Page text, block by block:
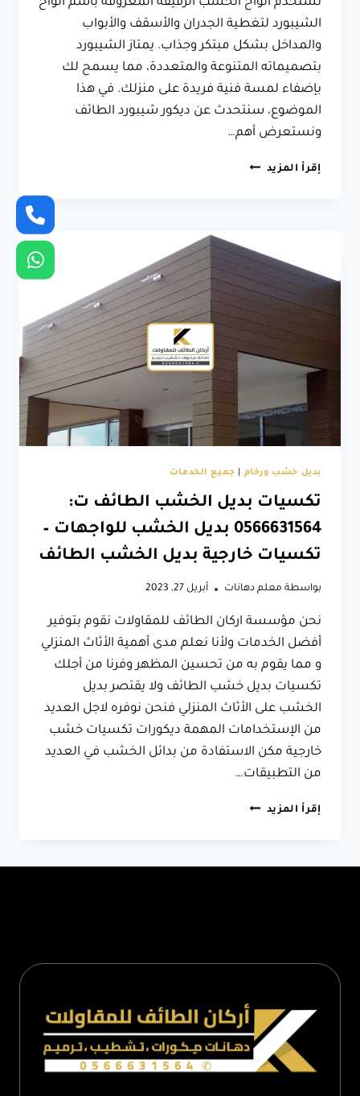
تستخدم ألواح الخشب الرقيقة المعروفة باسم ألواح
الشيبورد لتغطية الجدران والأسقف والأبواب
والمداخل بشكل مبتكر وجذاب. يمتاز الشيبورد
بتصميماته المتنوعة والمتعددة، مما يسمح لك
بإضفاء لمسة فنية فريدة على منزلك. في هذا
الموضوع، سنتحدث عن ديكور شيبورد الطائف
ونستعرض أهم…
إقرأ المزيد ديكور
0566631564
ديكور
شيبورد
الواح
خشب
شيبورد
الطائف
بديل خشب ورخام جميع الخدمات
تكسيات بديل الخشب الطائف ت:
0566631564 بديل الخشب للواجهات –
تكسيات خارجية بديل الخشب الطائف
بواسطة معلم دهانات أبريل 27, 2023
نحن مؤسسة اركان الطائف للمقاولات نقوم بتوفير
أفضل الخدمات ولأنا نعلم مدى أهمية الأثاث المنزلي
و مما يقوم به من تحسين المظهر وفرنا من أجلك
تكسيات بديل خشب الطائف ولا يقتصر بديل
الخشب على الأثاث المنزلي فنحن نوفره لاجل العديد
من الإستخدامات المهمة ديكورات تكسيات خشب
خارجية مكن الاستفادة من بدائل الخشب في العديد
من التطبيقات…
إقرأ المزيد تكسيات
بديل
الخشب
الطائف